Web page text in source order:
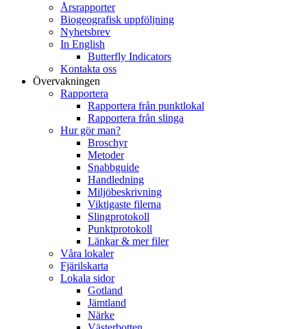
Årsrapporter
Biogeografisk uppföljning
Nyhetsbrev
In English
Butterfly Indicators
Kontakta oss
Övervakningen
Rapportera
Rapportera från punktlokal
Rapportera från slinga
Hur gör man?
Broschyr
Metoder
Snabbguide
Handledning
Miljöbeskrivning
Viktigaste filerna
Slingprotokoll
Punktprotokoll
Länkar & mer filer
Våra lokaler
Fjärilskarta
Lokala sidor
Gotland
Jämtland
Närke